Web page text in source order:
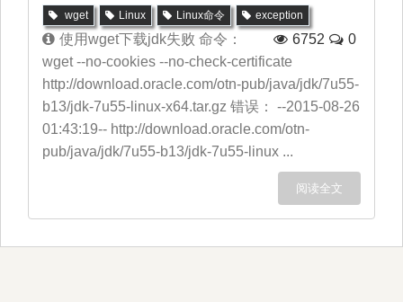
wget Linux Linux命令 exception
6752 0
使用wget下载jdk失败 命令：
wget --no-cookies --no-check-certificate
http://download.oracle.com/otn-pub/java/jdk/7u55-
b13/jdk-7u55-linux-x64.tar.gz 错误： --2015-08-26
01:43:19-- http://download.oracle.com/otn-
pub/java/jdk/7u55-b13/jdk-7u55-linux ...
阅读全文